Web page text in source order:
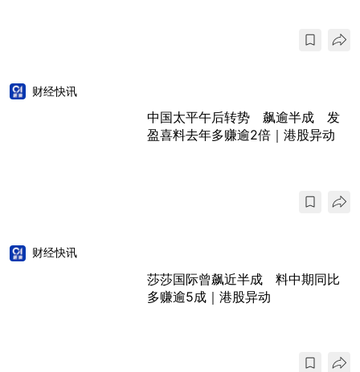
财经快讯
中国太平午后转势 飙逾半成 发
盈喜料去年多赚逾2倍｜港股异动
财经快讯
莎莎国际曾飙近半成 料中期同比
多赚逾5成｜港股异动